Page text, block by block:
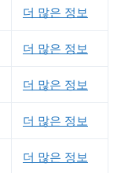
더 많은 정보
더 많은 정보
더 많은 정보
더 많은 정보
더 많은 정보